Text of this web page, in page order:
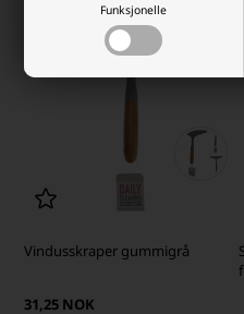
Funksjonelle
Vindusskraper gummigrå
31,25 NOK